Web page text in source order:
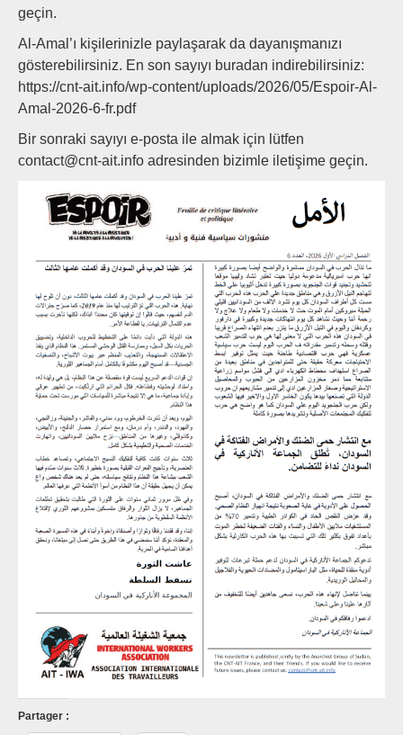
geçin.
Al-Amal’ı kişilerinizle paylaşarak da dayanışmanızı
gösterebilirsiniz. En son sayıyı buradan indirebilirsiniz:
https://cnt-ait.info/wp-content/uploads/2026/05/Espoir-Al-
Amal-2026-6-fr.pdf
Bir sonraki sayıyı e-posta ile almak için lütfen
contact@cnt-ait.info adresinden bizimle iletişime geçin.
Partager :